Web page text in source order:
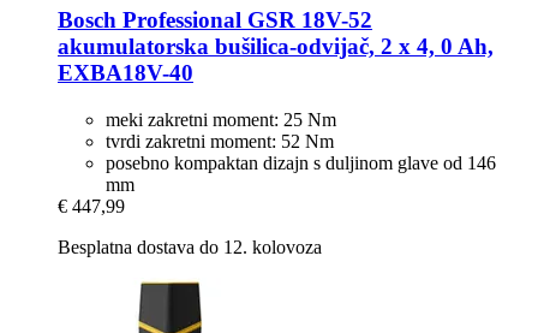
Bosch Professional GSR 18V-​52
akumulatorska bušilica-​odvijač, 2 x 4, 0 Ah,
EXBA18V-​40
meki zakretni moment: 25 Nm
tvrdi zakretni moment: 52 Nm
posebno kompaktan dizajn s duljinom glave od 146
mm
€ 447,99
Besplatna dostava do 12. kolovoza